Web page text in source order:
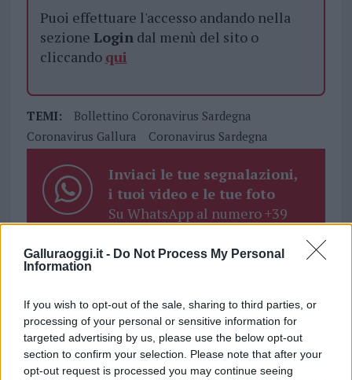
Galluraoggi.it - Do Not Process My Personal
Information
If you wish to opt-out of the sale, sharing to third parties, or
processing of your personal or sensitive information for
targeted advertising by us, please use the below opt-out
section to confirm your selection. Please note that after your
opt-out request is processed you may continue seeing
Puoi effettuare l'accesso andando nella
sezione Logindal menù del sito o
cliccando qui
TEMI:
Bollettino Coronavirus Sardegna
Coronavirus Gallura
Coronavirus Sardegna
Inviaci le tue segnalazioni,
i tuoi video e le tue foto
Su WhatsApp al numero +39
Notizie in tempo reale?
Entra nel canale telegram di
GalluraOggi.it